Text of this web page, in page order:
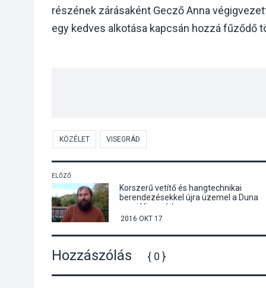
részének zárásaként Gecző Anna
egy kedves alkotása kapcsán hozzá fűződő
KÖZÉLET VISEGRÁD
ELŐZŐ
Korszerű vetítő és hangtechnikai
berendezésekkel újra üzemel a Duna
mozi Visegrádon
2016 OKT 17
Hozzászólás { 0 }